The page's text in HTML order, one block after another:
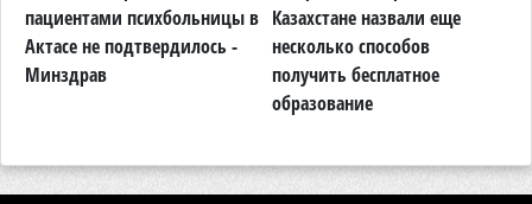
В Талгарском районе загорелись строительные
отходы: пожар охватил 300 квадратных метров
карьера
увидеть долги своего дома в квитанциях за свет
пациентами психбольницы в
Актасе не подтвердилось -
Минздрав
Казахстане назвали еще
несколько способов
получить бесплатное
образование